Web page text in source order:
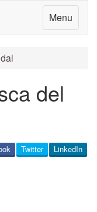
Menu
del
LinkedIn
Twitter